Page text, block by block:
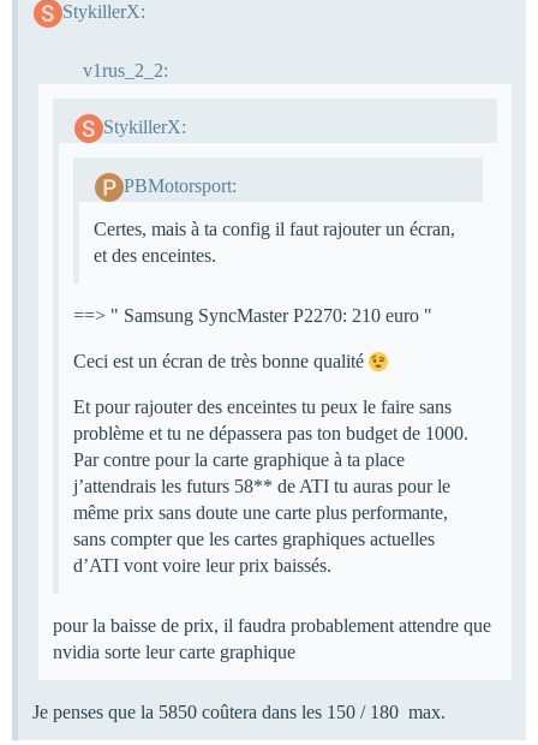
StykillerX:
v1rus_2_2:
StykillerX:
PBMotorsport:
Certes, mais à ta config il faut rajouter un écran,
et des enceintes.
==> " Samsung SyncMaster P2270: 210 euro "
Ceci est un écran de très bonne qualité
Et pour rajouter des enceintes tu peux le faire sans
problème et tu ne dépassera pas ton budget de 1000.
Par contre pour la carte graphique à ta place
j’attendrais les futurs 58** de ATI tu auras pour le
même prix sans doute une carte plus performante,
sans compter que les cartes graphiques actuelles
d’ATI vont voire leur prix baissés.
pour la baisse de prix, il faudra probablement attendre que
nvidia sorte leur carte graphique
Je penses que la 5850 coûtera dans les 150 / 180  max.